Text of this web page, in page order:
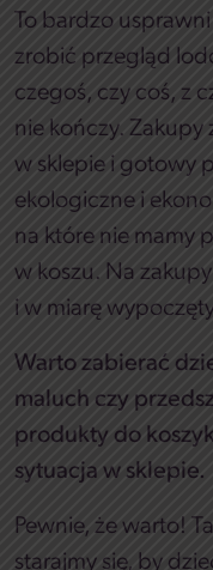
To bardzo
zrobić przegląd
czegoś, czy coś, z
nie kończy. Zakupy
w sklepie i gotowy
ekologiczne i
na które nie mamy
w koszu. Na
i w miarę
Warto zabierać
maluch czy
produkty do
sytuacja w sklepie.
Pewnie, że warto!
starajmy się, by